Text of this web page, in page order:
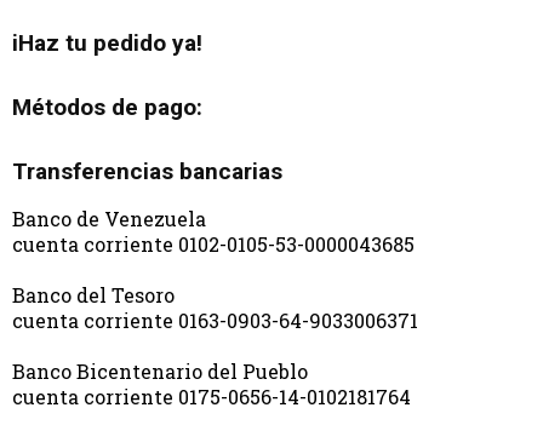
iHaz tu pedido ya!
Métodos de pago:
Transferencias bancarias
Banco de Venezuela
cuenta corriente 0102-0105-53-0000043685
Banco del Tesoro
cuenta corriente 0163-0903-64-9033006371
Banco Bicentenario del Pueblo
cuenta corriente 0175-0656-14-0102181764